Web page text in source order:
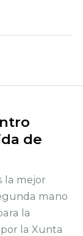
de
la mejor
mano
la
la Xunta